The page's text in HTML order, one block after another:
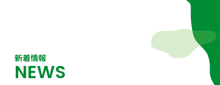
新着情報
NEWS